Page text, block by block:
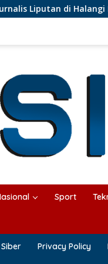
di Halangi
Sport
Privacy Policy